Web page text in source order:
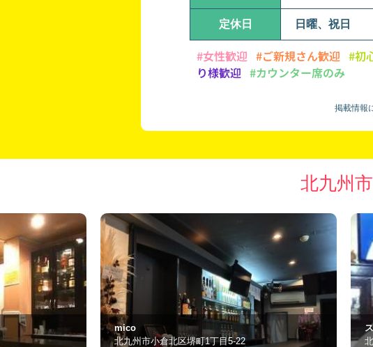
定休日 日曜、祝日
#女性歓迎 #ご新規さん歓迎 #初
り様歓迎 #カウンター席のみ
掲載情報
北九州
スナック どりぃむ
北九州市小倉北区鍛冶町１－７－１５